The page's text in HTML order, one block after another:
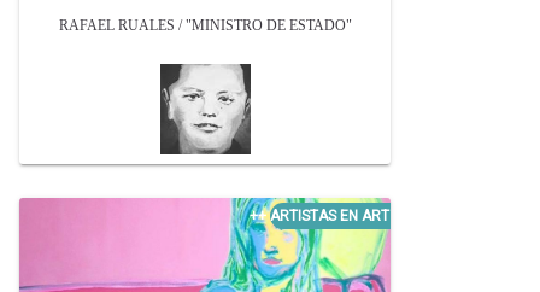
RAFAEL RUALES / "MINISTRO DE ESTADO"